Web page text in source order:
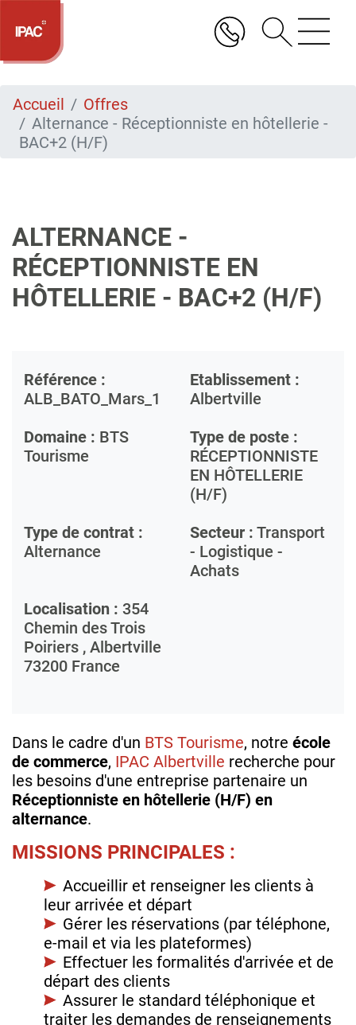
Aller
contenu
Accueil
Offres
Alternance - Réceptionniste en hôtellerie -
BAC+2 (H/F)
ALTERNANCE -
RÉCEPTIONNISTE EN
HÔTELLERIE - BAC+2 (H/F)
Référence :
ALB_BATO_Mars_1
Etablissement :
Albertville
Domaine : BTS
Tourisme
Type de poste :
RÉCEPTIONNISTE
EN HÔTELLERIE
(H/F)
Type de contrat :
Alternance
Secteur : Transport
- Logistique -
Achats
Localisation : 354
Chemin des Trois
Poiriers , Albertville
73200 France
Dans le cadre d'un BTS Tourisme, notre école
de commerce, IPAC Albertville recherche pour
les besoins d'une entreprise partenaire un
Réceptionniste en hôtellerie (H/F) en
alternance.
MISSIONS PRINCIPALES :
Accueillir et renseigner les clients à
leur arrivée et départ
Gérer les réservations (par téléphone,
e-mail et via les plateformes)
Effectuer les formalités d'arrivée et de
départ des clients
Assurer le standard téléphonique et
traiter les demandes de renseignements